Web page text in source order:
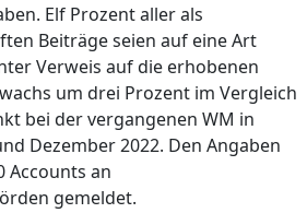
Elf Prozent aller als
Beiträge seien auf eine Art
Verweis auf die erhobenen
um drei Prozent im Vergleich
bei der vergangenen WM in
Dezember 2022. Den Angaben
Accounts an
gemeldet.